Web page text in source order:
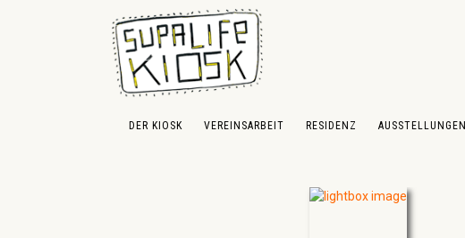
Hauptinhalt springen
Zur Suche springen
Zur Hauptnavigation springen
DER KIOSK VEREINSARBEIT RESIDENZ AUSSTELLUNGEN